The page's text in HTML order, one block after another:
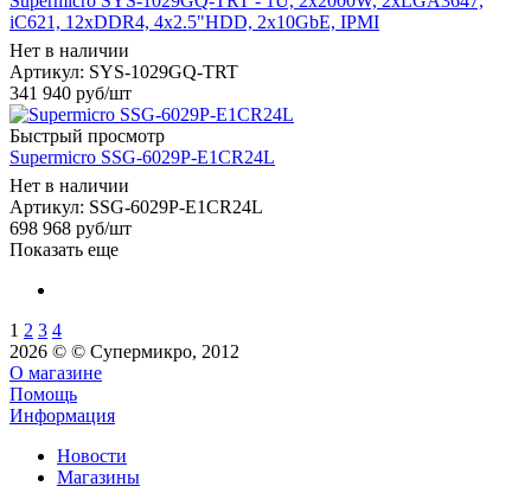
iC621, 12xDDR4, 4x2.5"HDD, 2x10GbE, IPMI
Нет в наличии
Артикул: SYS-1029GQ-TRT
341 940 руб/шт
Быстрый просмотр
Supermicro SSG-6029P-E1CR24L
Нет в наличии
Артикул: SSG-6029P-E1CR24L
698 968 руб/шт
Показать еще
1 2 3 4
2026 © © Супермикро, 2012
О магазине
Помощь
Информация
Новости
Магазины